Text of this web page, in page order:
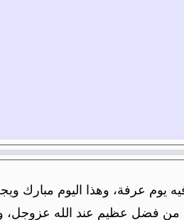
يوم عرفة، وهذا اليوم مبارك
من فضل عظيم عند الله عزوجل،